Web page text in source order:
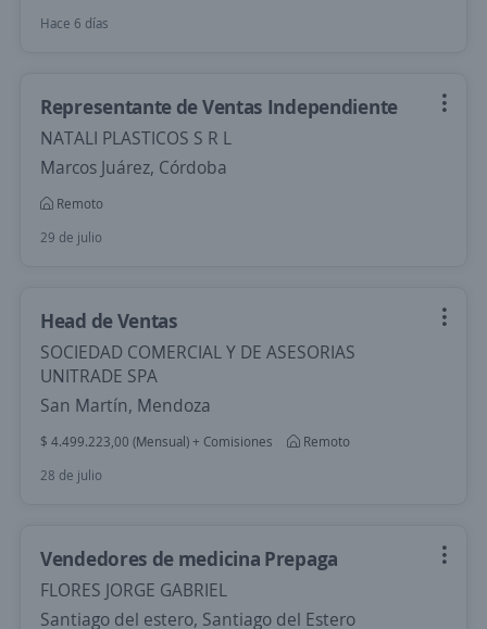
Hace 6 días
Representante de Ventas Independiente
NATALI PLASTICOS S R L
Marcos Juárez, Córdoba
Remoto
29 de julio
Head de Ventas
SOCIEDAD COMERCIAL Y DE ASESORIAS
UNITRADE SPA
San Martín, Mendoza
$ 4.499.223,00 (Mensual) + Comisiones
Remoto
28 de julio
Vendedores de medicina Prepaga
FLORES JORGE GABRIEL
Santiago del estero, Santiago del Estero